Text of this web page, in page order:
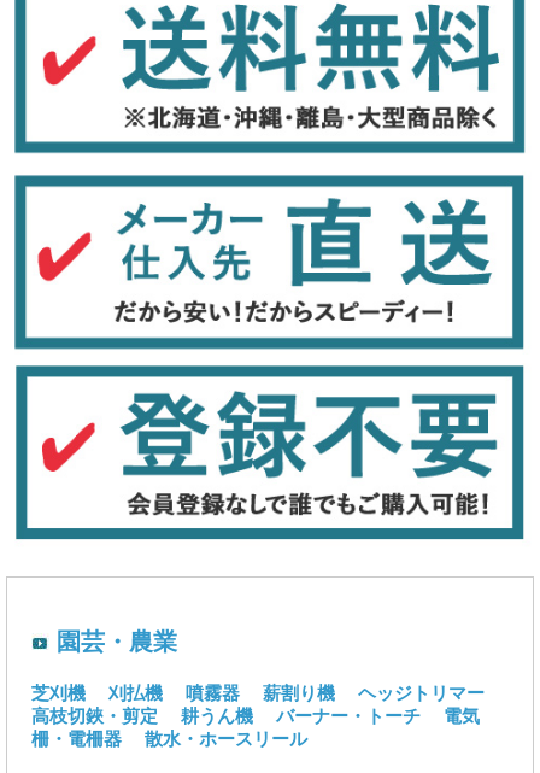
園芸・農業
芝刈機 刈払機 噴霧器 薪割り機
ヘッジトリマー
高枝切鋏・剪定
耕うん機 バーナー・トーチ
電気
柵・電柵器
散水・ホースリール